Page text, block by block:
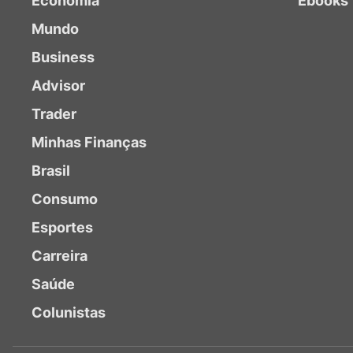
Mundo
Business
Advisor
Trader
Minhas Finanças
Brasil
Consumo
Esportes
Carreira
Saúde
Colunistas